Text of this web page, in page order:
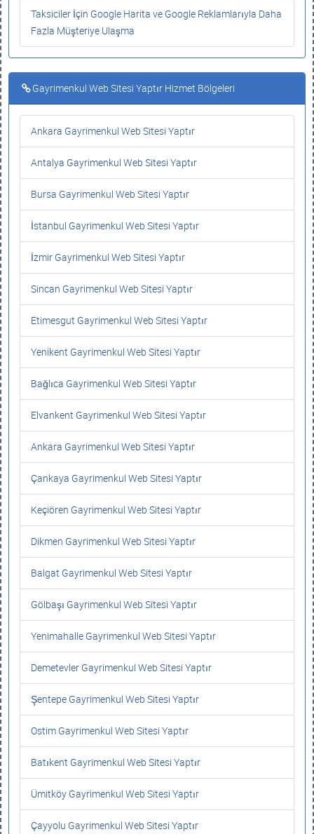
Taksiciler İçin Google Harita ve Google Reklamlarıyla Daha
Fazla Müşteriye Ulaşma
Gayrimenkul Web Sitesi Yaptır Hizmet Bölgeleri
Ankara Gayrimenkul Web Sitesi Yaptır
Antalya Gayrimenkul Web Sitesi Yaptır
Bursa Gayrimenkul Web Sitesi Yaptır
İstanbul Gayrimenkul Web Sitesi Yaptır
İzmir Gayrimenkul Web Sitesi Yaptır
Sincan Gayrimenkul Web Sitesi Yaptır
Etimesgut Gayrimenkul Web Sitesi Yaptır
Yenikent Gayrimenkul Web Sitesi Yaptır
Bağlıca Gayrimenkul Web Sitesi Yaptır
Elvankent Gayrimenkul Web Sitesi Yaptır
Ankara Gayrimenkul Web Sitesi Yaptır
Çankaya Gayrimenkul Web Sitesi Yaptır
Keçiören Gayrimenkul Web Sitesi Yaptır
Dikmen Gayrimenkul Web Sitesi Yaptır
Balgat Gayrimenkul Web Sitesi Yaptır
Gölbaşı Gayrimenkul Web Sitesi Yaptır
Yenimahalle Gayrimenkul Web Sitesi Yaptır
Demetevler Gayrimenkul Web Sitesi Yaptır
Şentepe Gayrimenkul Web Sitesi Yaptır
Ostim Gayrimenkul Web Sitesi Yaptır
Batıkent Gayrimenkul Web Sitesi Yaptır
Ümitköy Gayrimenkul Web Sitesi Yaptır
Çayyolu Gayrimenkul Web Sitesi Yaptır